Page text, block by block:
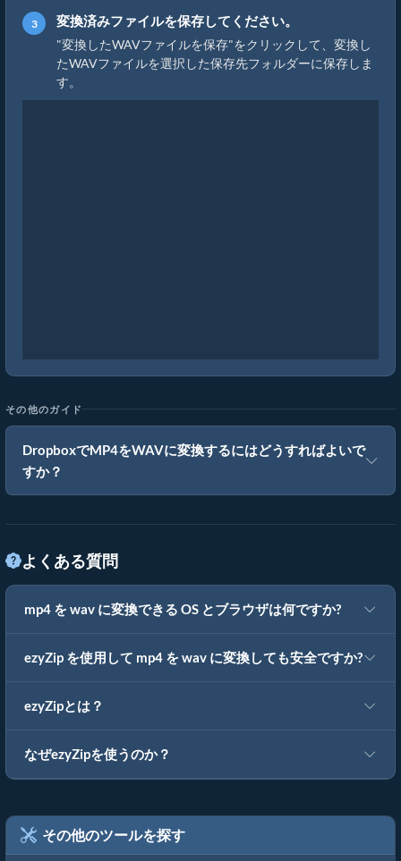
変換済みファイルを保存してください。
"変換したWAVファイルを保存"をクリックして、変換し
たWAVファイルを選択した保存先フォルダーに保存しま
す。
その他のガイド
DropboxでMP4をWAVに変換するにはどうすればよいで
すか？
よくある質問
mp4 を wav に変換できる OS とブラウザは何ですか?
ezyZip を使用して mp4 を wav に変換しても安全ですか?
ezyZipとは？
なぜezyZipを使うのか？
その他のツールを探す